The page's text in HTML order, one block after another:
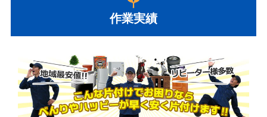
作業実績